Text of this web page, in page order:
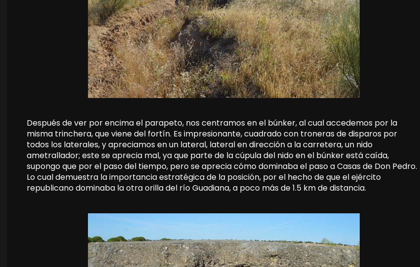
Después de ver por encima el parapeto, nos centramos en el búnker, al cual accedemos por la
misma trinchera, que viene del fortín. Es impresionante, cuadrado con troneras de disparos por
todos los laterales, y apreciamos en un lateral, lateral en dirección a la carretera, un nido
ametrallador; este se aprecia mal, ya que parte de la cúpula del nido en el búnker está caída,
supongo que por el paso del tiempo, pero se aprecia cómo dominaba el paso a Casas de Don Pedro.
Lo cual demuestra la importancia estratégica de la posición, por el hecho de que el ejército
republicano dominaba la otra orilla del río Guadiana, a poco más de 1.5 km de distancia.